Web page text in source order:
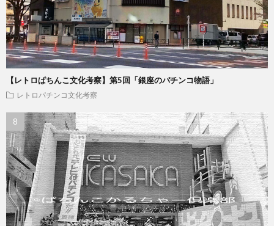
【レトロぱちんこ文化考察】第5回「銀座のパチンコ物語」
レトロパチンコ文化考察